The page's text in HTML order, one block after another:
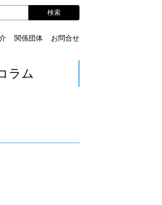
関係団体 お問合せ
ラム